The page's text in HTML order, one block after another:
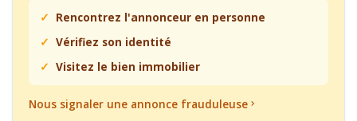
Rencontrez l'annonceur en personne
Vérifiez son identité
Visitez le bien immobilier
Nous signaler une annonce frauduleuse